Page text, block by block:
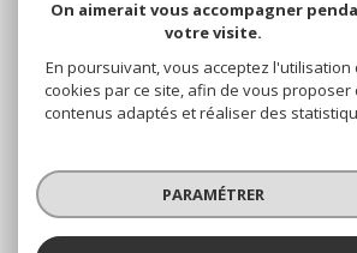
Adhérons
© 2026 | TOUS DROITS RÉSERVÉS | TRADUCTION
POLITIQUE RGPD
COOKIES
On aimerait vous accompagner
votre visite.
En poursuivant, vous acceptez l'utilisation
cookies par ce site, afin de vous proposer
contenus adaptés et réaliser des
PARAMÉTRER